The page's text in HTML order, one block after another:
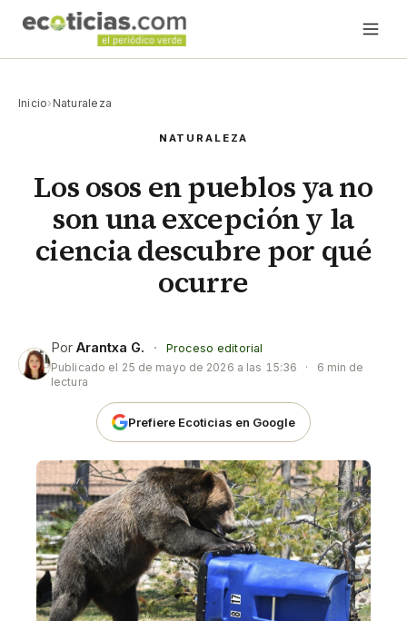
Inicio› Naturaleza
NATURALEZA
Los osos en pueblos ya no
son una excepción y la
ciencia descubre por qué
ocurre
Por Arantxa G. ·
Proceso editorial
Publicado el 25 de mayo de 2026 a las 15:36 ·
6 min de
lectura
Prefiere Ecoticias en Google